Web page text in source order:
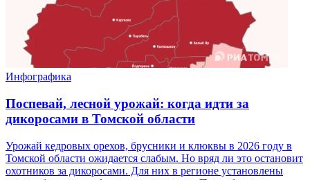
Инфографика
Поспевай, лесной урожай: когда идти за
дикоросами в Томской области
Урожай кедровых орехов, брусники и клюквы в 2026 году в
Томской области ожидается слабым. Но вряд ли это остановит
охотников за дикоросами. Для них в регионе установлены